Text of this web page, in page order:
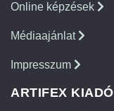
Online képzések
Médiaajánlat
Impresszum
ARTIFEX KIADÓ